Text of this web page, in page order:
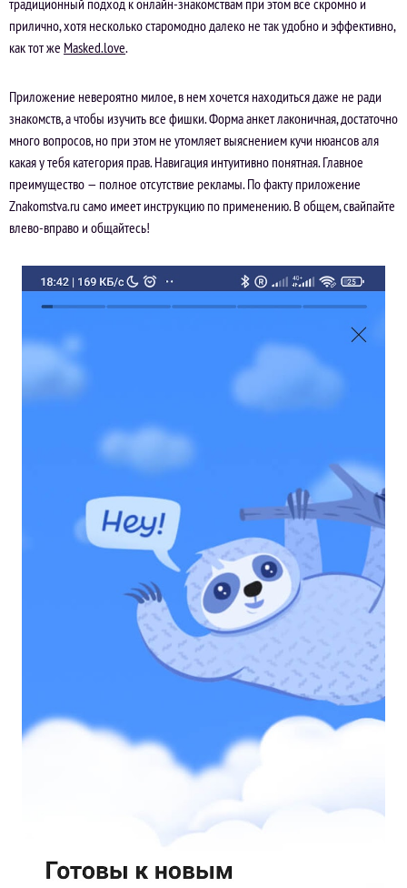
прилично, хотя несколько старомодно далеко не так удобно и эффективно,
как тот же Masked.love.
Приложение невероятно милое, в нем хочется находиться даже не ради
знакомств, а чтобы изучить все фишки. Форма анкет лаконичная, достаточно
много вопросов, но при этом не утомляет выяснением кучи нюансов аля
какая у тебя категория прав. Навигация интуитивно понятная. Главное
преимущество — полное отсутствие рекламы. По факту приложение
Znakomstva.ru само имеет инструкцию по применению. В общем, свайпайте
влево-вправо и общайтесь!